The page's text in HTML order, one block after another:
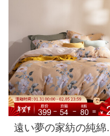
遠い夢の家紡の純綿は柔ら